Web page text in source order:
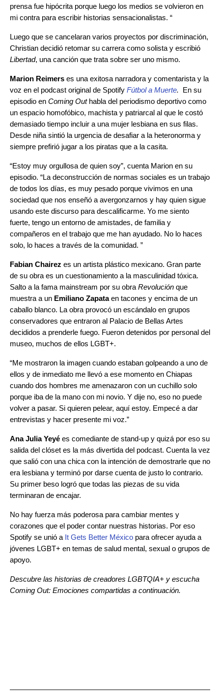
prensa fue hipócrita porque luego los medios se volvieron en
mi contra para escribir historias sensacionalistas. “
Luego que se cancelaran varios proyectos por discriminación,
Christian decidió retomar su carrera como solista y escribió
Libertad, una canción que trata sobre ser uno mismo.
Marion Reimers es una exitosa narradora y comentarista y la
voz en el podcast original de Spotify Fútbol a Muerte. En su
episodio en Coming Outhabla del periodismo deportivo como
un espacio homofóbico, machista y patriarcal al que le costó
demasiado tiempo incluir a una mujer lesbiana en sus filas.
Desde niña sintió la urgencia de desafiar a la heteronorma y
siempre prefirió jugar a los piratas que a la casita.
“Estoy muy orgullosa de quien soy”, cuenta Marion en su
episodio. “La deconstrucción de normas sociales es un trabajo
de todos los días, es muy pesado porque vivimos en una
sociedad que nos enseñó a avergonzarnos y hay quien sigue
usando este discurso para descalificarme. Yo me siento
fuerte, tengo un entorno de amistades, de familia y
compañeros en el trabajo que me han ayudado. No lo haces
solo, lo haces a través de la comunidad. ”
Fabian Chairez es un artista plástico mexicano. Gran parte
de su obra es un cuestionamiento a la masculinidad tóxica.
Salto a la fama mainstream por su obra Revolución que
muestra a un Emiliano Zapataen tacones y encima de un
caballo blanco. La obra provocó un escándalo en grupos
conservadores que entraron al Palacio de Bellas Artes
decididos a prenderle fuego. Fueron detenidos por personal del
museo, muchos de ellos LGBT+.
“Me mostraron la imagen cuando estaban golpeando a uno de
ellos y de inmediato me llevó a ese momento en Chiapas
cuando dos hombres me amenazaron con un cuchillo solo
porque iba de la mano con mi novio. Y dije no, eso no puede
volver a pasar. Si quieren pelear, aquí estoy. Empecé a dar
entrevistas y hacer presente mi voz.”
Ana Julia Yeyé es comediante de stand-up y quizá por eso su
salida del clóset es la más divertida del podcast. Cuenta la vez
que salió con una chica con la intención de demostrarle que no
era lesbiana y terminó por darse cuenta de justo lo contrario.
Su primer beso logró que todas las piezas de su vida
terminaran de encajar.
No hay fuerza más poderosa para cambiar mentes y
corazones que el poder contar nuestras historias. Por eso
Spotify se unió a It Gets Better México para ofrecer ayuda a
jóvenes LGBT+ en temas de salud mental, sexual o grupos de
apoyo.
Descubre las historias de creadores LGBTQIA+ y escucha
Coming Out: Emociones compartidas a continuación.